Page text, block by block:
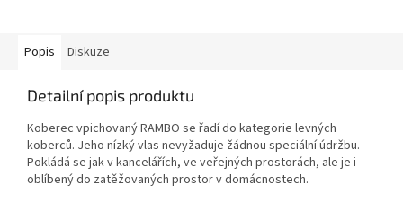
Popis Diskuze
Detailní popis produktu
Koberec vpichovaný RAMBO se řadí do kategorie levných
koberců. Jeho nízký vlas nevyžaduje žádnou speciální údržbu.
Pokládá se jak v kancelářích, ve veřejných prostorách, ale je i
oblíbený do zatěžovaných prostor v domácnostech.